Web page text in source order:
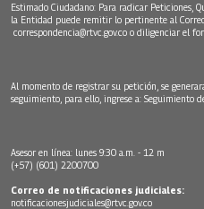
Estimado Ciudadano: Para radicar Peticiones,
la Entidad puede remitir lo pertinente al
correspondencia@rtvc.gov.co o diligenciar el
Al momento de registrar su petición, se
seguimiento, para ello, ingrese a: Seguimiento
Asesor en línea: lunes 9:30 a.m. - 12 m
(+57) (601) 2200700
Correo de notificaciones judiciales:
notificacionesjudiciales@rtvc.gov.co